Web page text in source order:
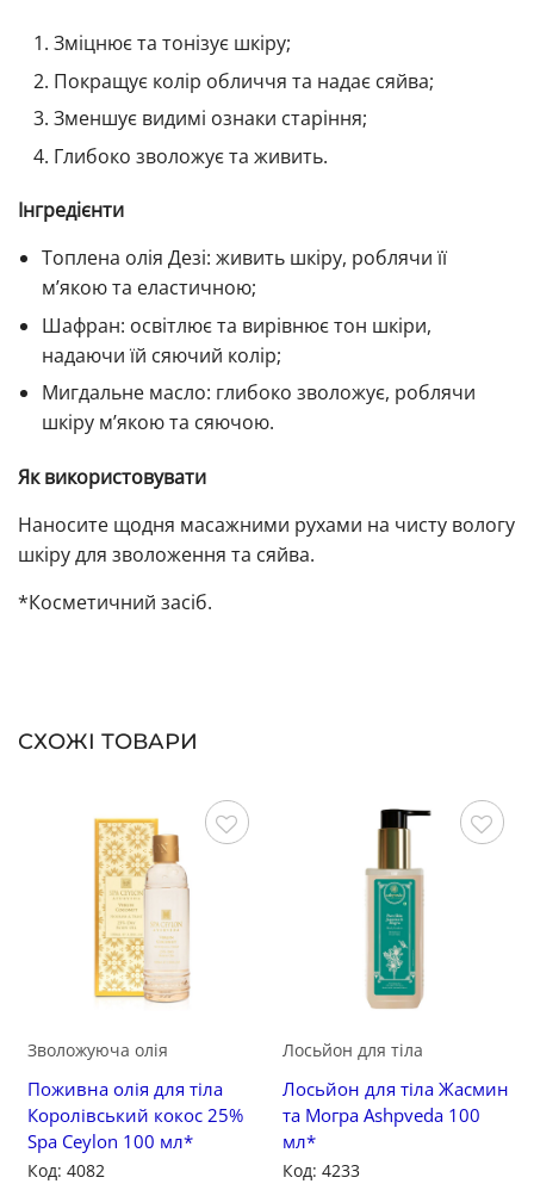
Зміцнює та тонізує шкіру;
Покращує колір обличчя та надає сяйва;
Зменшує видимі ознаки старіння;
Глибоко зволожує та живить.
Інгредієнти
Топлена олія Дезі: живить шкіру, роблячи її
м’якою та еластичною;
Шафран: освітлює та вирівнює тон шкіри,
надаючи їй сяючий колір;
Мигдальне масло: глибоко зволожує, роблячи
шкіру м’якою та сяючою.
Як використовувати
Наносите щодня масажними рухами на чисту вологу
шкіру для зволоження та сяйва.
*Косметичний засіб.
СХОЖІ ТОВАРИ
Зберегти
Зволожуюча олія
Поживна олія для тіла
Королівський кокос 25%
Spa Ceylon 100 мл*
Код: 4082
Зберегти
Лосьйон для тіла
Лосьйон для тіла Жасмин
та Могра Ashpveda 100
мл*
Код: 4233